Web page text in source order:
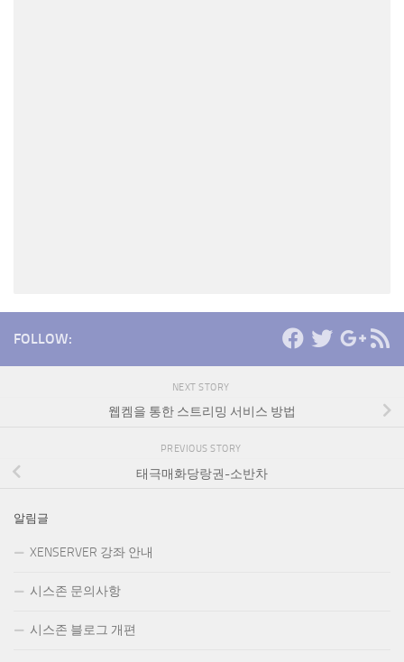
FOLLOW:
NEXT STORY
웹켐을 통한 스트리밍 서비스 방법
PREVIOUS STORY
태극매화당랑권-소반차
알림글
XENSERVER 강좌 안내
시스존 문의사항
시스존 블로그 개편